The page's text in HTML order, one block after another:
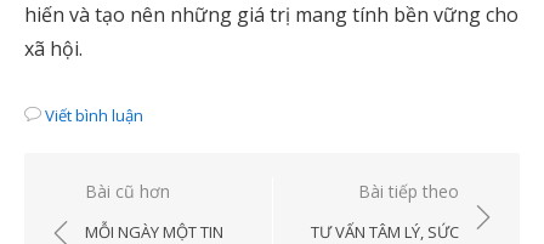
hiến và tạo nên những giá trị mang tính bền vững cho
xã hội.
Viết bình luận
Điều
hướng
Bài cũ hơn
MỖI NGÀY MỘT TIN
Bài tiếp theo
TƯ VẤN TÂM LÝ, SỨC